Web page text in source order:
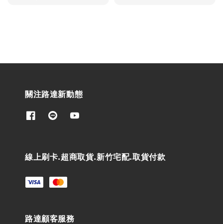
關注路達新動態
線上刷卡.超商取貨.新竹宅配.取貨付款
路達顧客服務